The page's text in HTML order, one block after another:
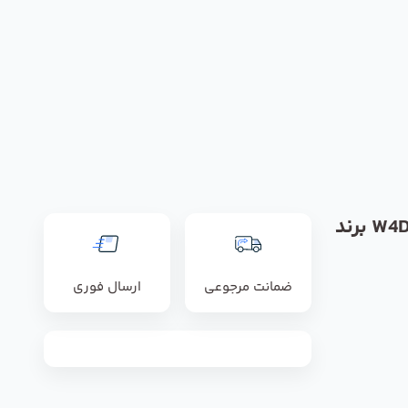
فن مدل W4D450-GH01-01 برند
ضمانت مرجوعی ارسال فوری